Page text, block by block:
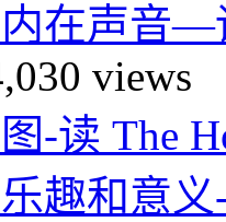
在声音—
views
-读 The
趣和意义